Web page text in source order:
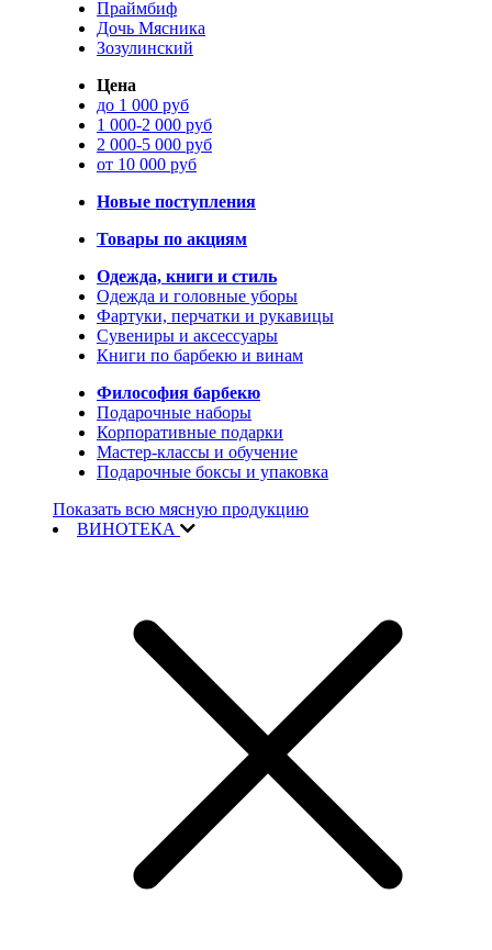
Праймбиф
Дочь Мясника
Зозулинский
Цена
до 1 000 руб
1 000-2 000 руб
2 000-5 000 руб
от 10 000 руб
Новые поступления
Товары по акциям
Одежда, книги и стиль
Одежда и головные уборы
Фартуки, перчатки и рукавицы
Сувениры и аксессуары
Книги по барбекю и винам
Философия барбекю
Подарочные наборы
Корпоративные подарки
Мастер-классы и обучение
Подарочные боксы и упаковка
Показать всю мясную продукцию
ВИНОТЕКА